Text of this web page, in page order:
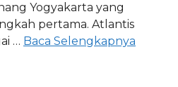
Yogyakarta yang
pertama. Atlantis
… Baca Selengkapnya